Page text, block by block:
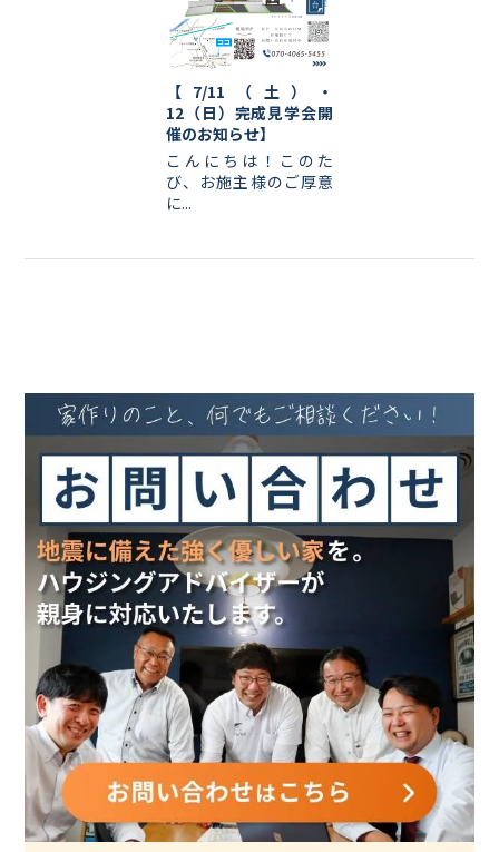
【7/11（土）・
12（日）完成見学会開
催のお知らせ】
こんにちは！このた
び、お施主様のご厚意
に...